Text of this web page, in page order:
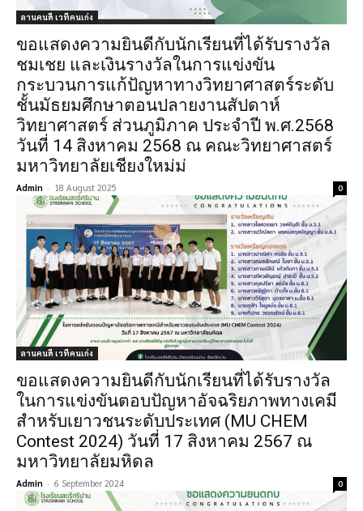
ลานคนดี เวทีคนเก่ง
ขอแสดงความยินดีกับนักเรียนที่ได้รับรางวัล
ชมเชย และเงินรางวัลในการแข่งขัน
กระบวนการแก้ปัญหาทางวิทยาศาสตร์ระดับ
ชั้นมัธยมศึกษาตอนปลายงานสัปดาห์
วิทยาศาสตร์ ส่วนภูมิภาค ประจำปี พ.ศ.2568
วันที่ 14 สิงหาคม 2568 ณ คณะวิทยาศาสตร์
มหาวิทยาลัยเชียงใหม่ม่
Admin - 18 August 2025 0
ลานคนดี เวทีคนเก่ง
ขอแสดงความยินดีกับนักเรียนที่ได้รับรางวัล
ในการแข่งขันตอบปัญหาอัจฉริยภาพทางเคมี
สำหรับเยาวชนระดับประเทศ (MU CHEM
Contest 2024) วันที่ 17 สิงหาคม 2567 ณ
มหาวิทยาลัยมหิดล
Admin - 6 September 2024 0